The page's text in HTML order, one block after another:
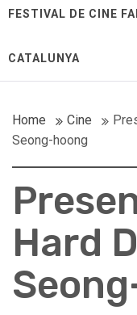
FESTIVAL DE CINE
CATALUNYA
Home Cine
Seong-hoong
Hard